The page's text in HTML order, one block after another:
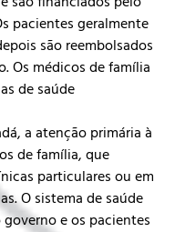
pacientes geralmente
são reembolsados
Os médicos de família
de saúde
a atenção primária à
de família, que
particulares ou em
O sistema de saúde
e os pacientes